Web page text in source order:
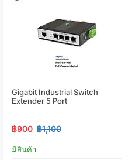
Gigabit Industrial Switch
Extender 5 Port
฿900 ฿1,100
มีสินค้า